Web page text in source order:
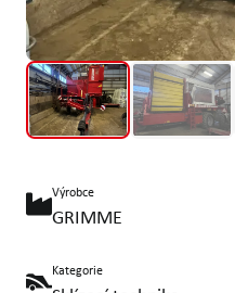
Výrobce
GRIMME
Kategorie